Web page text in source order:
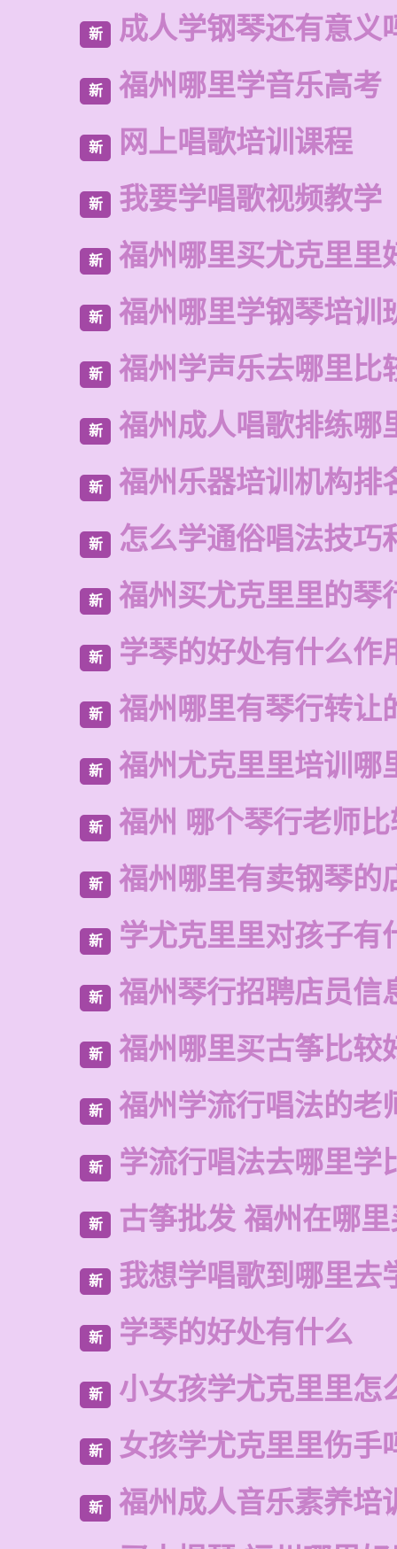
新 成人学钢琴还有意义
新 福州哪里学音乐高考
新 网上唱歌培训课程
新 我要学唱歌视频教学
新 福州哪里买尤克里里
新 福州哪里学钢琴培训
新 福州学声乐去哪里比
新 福州成人唱歌排练哪
新 福州乐器培训机构排
新 怎么学通俗唱法技巧
新 福州买尤克里里的琴
新 学琴的好处有什么作
新 福州哪里有琴行转让
新 福州尤克里里培训哪
新 福州 哪个琴行老师
新 福州哪里有卖钢琴的
新 学尤克里里对孩子有
新 福州琴行招聘店员信
新 福州哪里买古筝比较
新 福州学流行唱法的老
新 学流行唱法去哪里学
新 古筝批发 福州在哪
新 我想学唱歌到哪里去
新 学琴的好处有什么
新 小女孩学尤克里里怎
新 女孩学尤克里里伤手
新
福州成人音乐素养培